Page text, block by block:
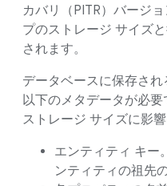
カバリ（PITR）バージ
プのストレージ サイズ
されます。
データベースに保存され
以下のメタデータが必
ストレージ サイズに影響
エンティティ キー
ンティティの祖先